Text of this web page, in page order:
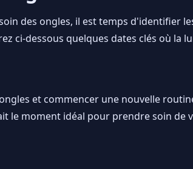
des ongles, il est temps d'identifier
ci-dessous quelques dates clés où la
et commencer une nouvelle
le moment idéal pour prendre soin de